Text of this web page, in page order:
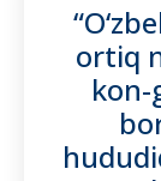
Korrupsiyaga
kurashish
hujjatlar
ortiq
kon-